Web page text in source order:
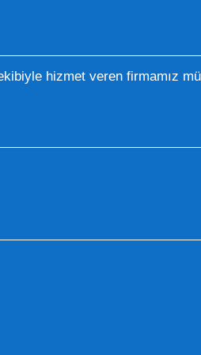
hizmet veren firmamız